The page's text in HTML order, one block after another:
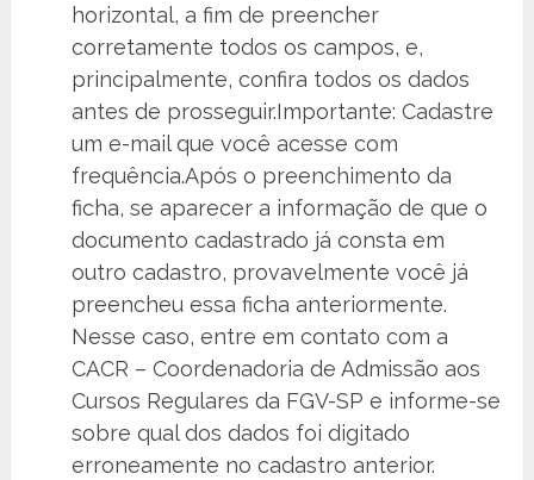
horizontal, a fim de preencher
corretamente todos os campos, e,
principalmente, confira todos os dados
antes de prosseguir.Importante: Cadastre
um e-mail que você acesse com
frequência.Após o preenchimento da
ficha, se aparecer a informação de que o
documento cadastrado já consta em
outro cadastro, provavelmente você já
preencheu essa ficha anteriormente.
Nesse caso, entre em contato com a
CACR – Coordenadoria de Admissão aos
Cursos Regulares da FGV-SP e informe-se
sobre qual dos dados foi digitado
erroneamente no cadastro anterior.